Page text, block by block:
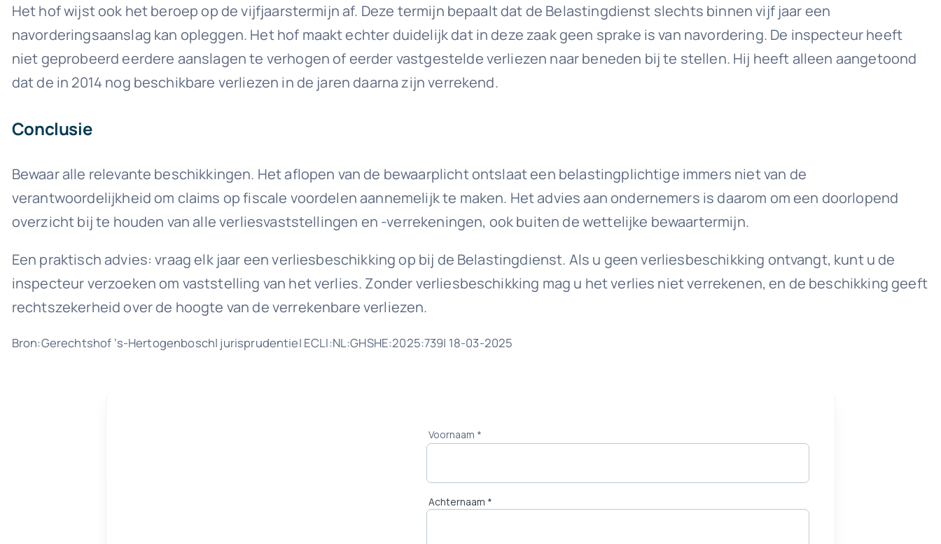
Het hof wijst ook het beroep op de vijfjaarstermijn af. Deze termijn bepaalt dat de Belastingdienst slechts binnen vijf jaar een
navorderingsaanslag kan opleggen. Het hof maakt echter duidelijk dat in deze zaak geen sprake is van navordering. De inspecteur heeft
niet geprobeerd eerdere aanslagen te verhogen of eerder vastgestelde verliezen naar beneden bij te stellen. Hij heeft alleen aangetoond
dat de in 2014 nog beschikbare verliezen in de jaren daarna zijn verrekend.
Conclusie
Bewaar alle relevante beschikkingen. Het aflopen van de bewaarplicht ontslaat een belastingplichtige immers niet van de
verantwoordelijkheid om claims op fiscale voordelen aannemelijk te maken. Het advies aan ondernemers is daarom om een doorlopend
overzicht bij te houden van alle verliesvaststellingen en -verrekeningen, ook buiten de wettelijke bewaartermijn.
Een praktisch advies: vraag elk jaar een verliesbeschikking op bij de Belastingdienst. Als u geen verliesbeschikking ontvangt, kunt u de
inspecteur verzoeken om vaststelling van het verlies. Zonder verliesbeschikking mag u het verlies niet verrekenen, en de beschikking geeft
rechtszekerheid over de hoogte van de verrekenbare verliezen.
Bron:Gerechtshof ‘s-Hertogenbosch| jurisprudentie| ECLI:NL:GHSHE:2025:739| 18-03-2025